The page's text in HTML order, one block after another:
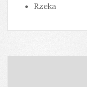
Rzeka